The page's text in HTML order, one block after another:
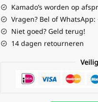
Kamado’s worden op
Vragen? Bel of WhatsApp:
Niet goed? Geld terug!
14 dagen retourneren